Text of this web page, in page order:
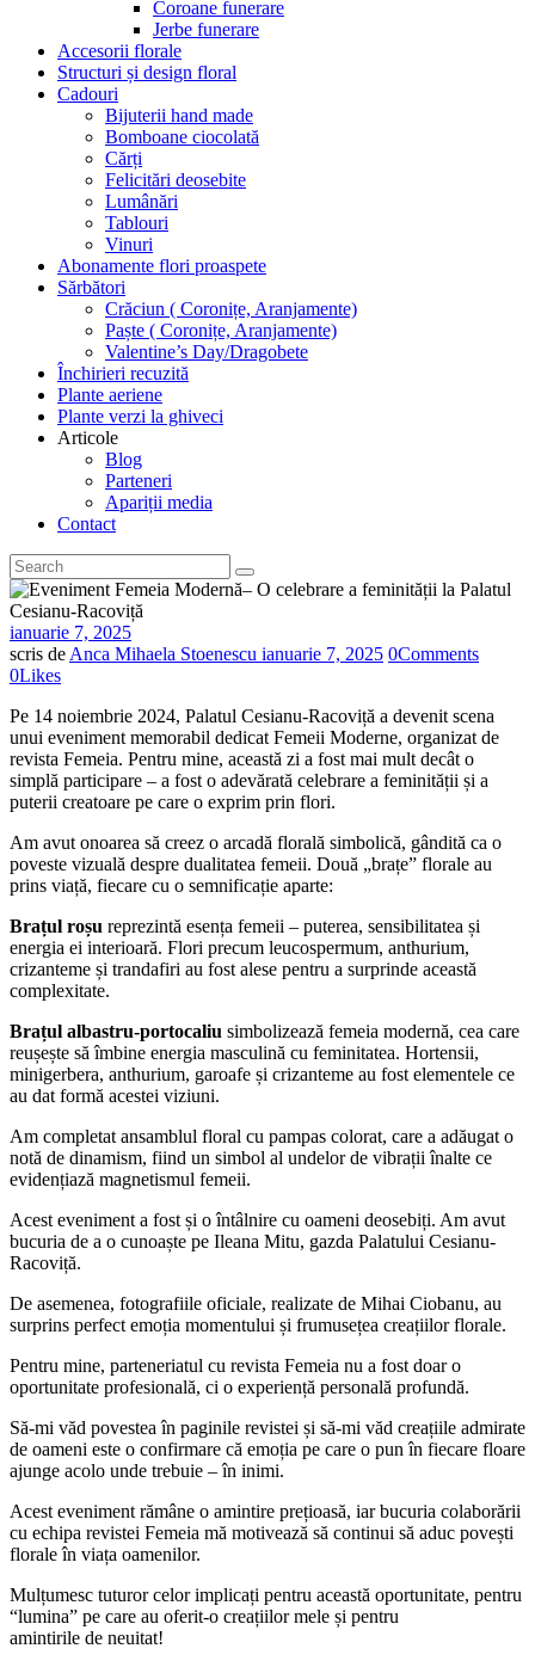
Coroane funerare
Jerbe funerare
Accesorii florale
Structuri și design floral
Cadouri
Bijuterii hand made
Bomboane ciocolată
Cărți
Felicitări deosebite
Lumânări
Tablouri
Vinuri
Abonamente flori proaspete
Sărbători
Crăciun ( Coronițe, Aranjamente)
Paște ( Coronițe, Aranjamente)
Valentine’s Day/Dragobete
Închirieri recuzită
Plante aeriene
Plante verzi la ghiveci
Articole
Blog
Parteneri
Apariții media
Contact
ianuarie 7, 2025
scris de Anca Mihaela Stoenescu ianuarie 7, 2025 0Comments
0Likes
Pe 14 noiembrie 2024, Palatul Cesianu-Racoviță a devenit scena
unui eveniment memorabil dedicat Femeii Moderne, organizat de
revista Femeia. Pentru mine, această zi a fost mai mult decât o
simplă participare – a fost o adevărată celebrare a feminității și a
puterii creatoare pe care o exprim prin flori.
Am avut onoarea să creez o arcadă florală simbolică, gândită ca o
poveste vizuală despre dualitatea femeii. Două „brațe” florale au
prins viață, fiecare cu o semnificație aparte:
Brațul roșu reprezintă esența femeii – puterea, sensibilitatea și
energia ei interioară. Flori precum leucospermum, anthurium,
crizanteme și trandafiri au fost alese pentru a surprinde această
complexitate.
Brațul albastru-portocaliu simbolizează femeia modernă, cea care
reușește să îmbine energia masculină cu feminitatea. Hortensii,
minigerbera, anthurium, garoafe și crizanteme au fost elementele ce
au dat formă acestei viziuni.
Am completat ansamblul floral cu pampas colorat, care a adăugat o
notă de dinamism, fiind un simbol al undelor de vibrații înalte ce
evidențiază magnetismul femeii.
Acest eveniment a fost și o întâlnire cu oameni deosebiți. Am avut
bucuria de a o cunoaște pe Ileana Mitu, gazda Palatului Cesianu-
Racoviță.
De asemenea, fotografiile oficiale, realizate de Mihai Ciobanu, au
surprins perfect emoția momentului și frumusețea creațiilor florale.
Pentru mine, parteneriatul cu revista Femeia nu a fost doar o
oportunitate profesională, ci o experiență personală profundă.
Să-mi văd povestea în paginile revistei și să-mi văd creațiile admirate
de oameni este o confirmare că emoția pe care o pun în fiecare floare
ajunge acolo unde trebuie – în inimi.
Acest eveniment rămâne o amintire prețioasă, iar bucuria colaborării
cu echipa revistei Femeia mă motivează să continui să aduc povești
florale în viața oamenilor.
Mulțumesc tuturor celor implicați pentru această oportunitate, pentru
“lumina” pe care au oferit-o creațiilor mele și pentru
amintirile de neuitat!